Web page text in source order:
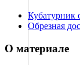
Кубатурник
Обрезная
О материале